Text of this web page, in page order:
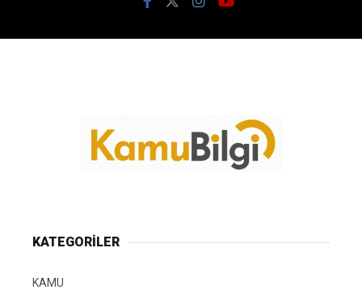
KATEGORİLER
KAMU